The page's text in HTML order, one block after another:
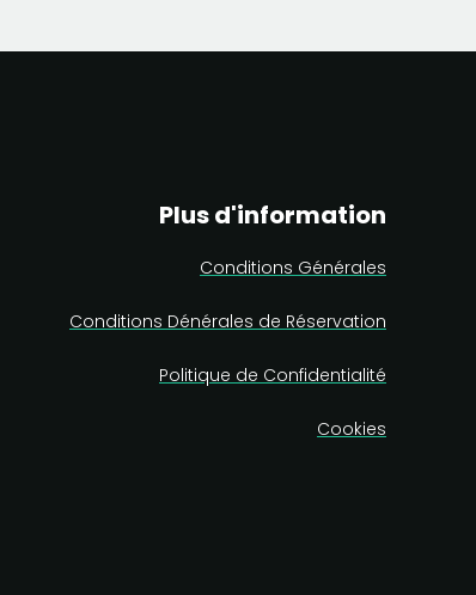
Plus d'information
Conditions Générales
Conditions Dénérales de Réservation
Politique de Confidentialité
Cookies